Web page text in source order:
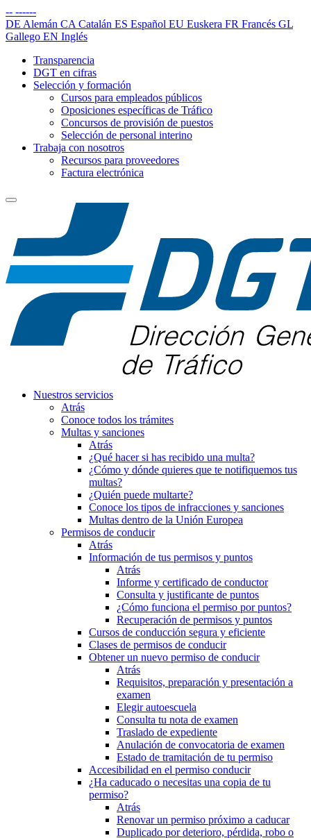
-- ------
DE Alemán CA Catalán ES Español EU Euskera FR Francés GL
Gallego EN Inglés
Transparencia
DGT en cifras
Selección y formación
Cursos para empleados públicos
Oposiciones específicas de Tráfico
Concursos de provisión de puestos
Selección de personal interino
Trabaja con nosotros
Recursos para proveedores
Factura electrónica
Nuestros servicios
Atrás
Conoce todos los trámites
Multas y sanciones
Atrás
¿Qué hacer si has recibido una multa?
¿Cómo y dónde quieres que te notifiquemos tus
multas?
¿Quién puede multarte?
Conoce los tipos de infracciones y sanciones
Multas dentro de la Unión Europea
Permisos de conducir
Atrás
Información de tus permisos y puntos
Atrás
Informe y certificado de conductor
Consulta y justificante de puntos
¿Cómo funciona el permiso por puntos?
Recuperación de permisos y puntos
Cursos de conducción segura y eficiente
Clases de permisos de conducir
Obtener un nuevo permiso de conducir
Atrás
Requisitos, preparación y presentación a
examen
Elegir autoescuela
Consulta tu nota de examen
Traslado de expediente
Anulación de convocatoria de examen
Estado de tramitación de tu permiso
Accesibilidad en el permiso conducir
¿Ha caducado o necesitas una copia de tu
permiso?
Atrás
Renovar un permiso próximo a caducar
Duplicado por deterioro, pérdida, robo o